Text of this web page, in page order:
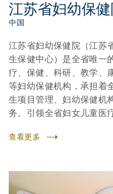
江苏省妇幼保
中国
江苏省妇幼保健院（江苏
生保健中心）是全省唯一
疗、保健、科研、教学、
等妇幼保健机构，承担着
生项目管理、妇幼保健机
务。引领全省妇女儿童医
查看更多